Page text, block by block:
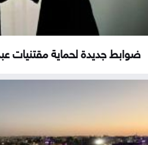
ضوابط جديدة لحماية مقتنيات